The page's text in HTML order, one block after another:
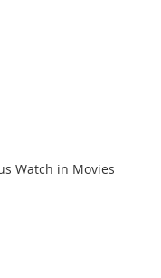
Watch in Movies